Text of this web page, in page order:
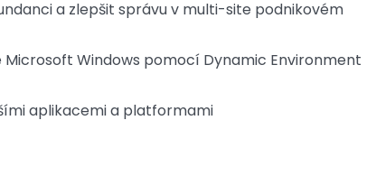
a zlepšit správu v multi-site podnikovém
Windows pomocí Dynamic Environment
aplikacemi a platformami